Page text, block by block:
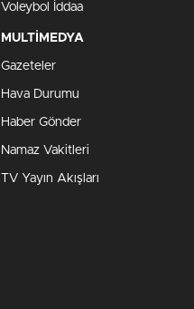
Voleybol İddaa
MULTİMEDYA
Gazeteler
Hava Durumu
Haber Gönder
Namaz Vakitleri
TV Yayın Akışları